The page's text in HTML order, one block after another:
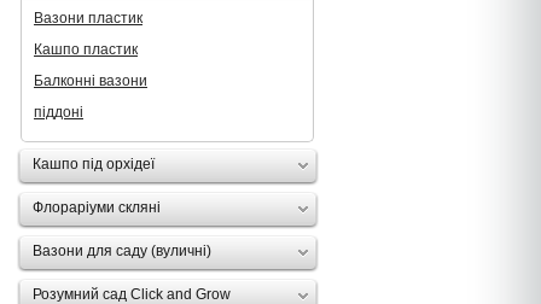
Вазони пластик
Кашпо пластик
Балконні вазони
піддоні
Кашпо під орхідеї
Флораріуми скляні
Вазони для саду (вуличні)
Розумний сад Click and Grow